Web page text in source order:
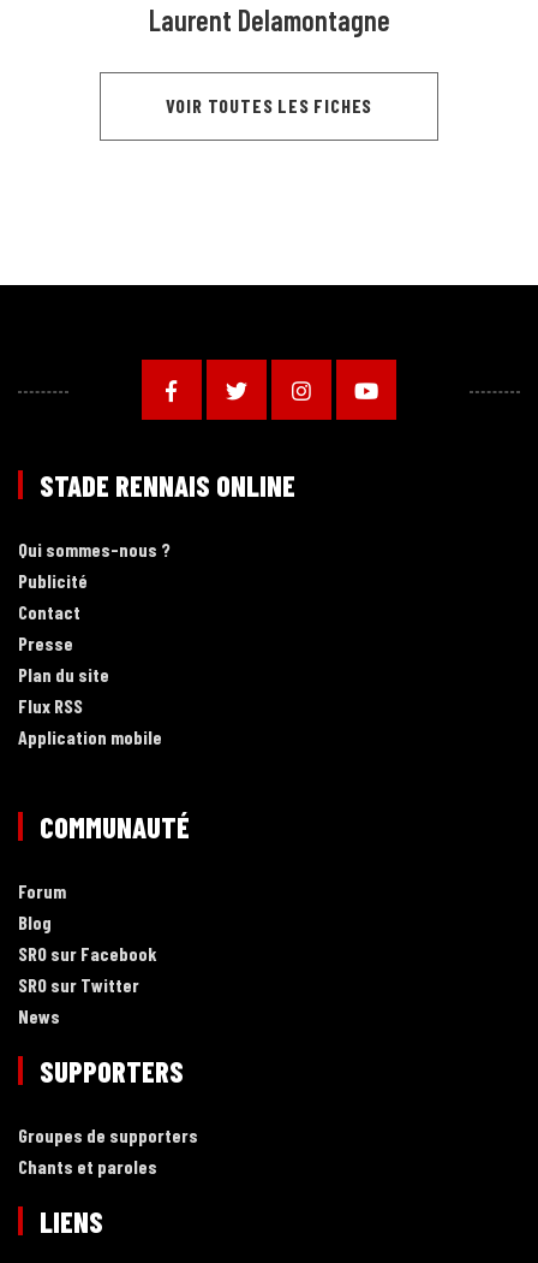
Laurent Delamontagne
VOIR TOUTES LES FICHES
STADE RENNAIS ONLINE
Qui sommes-nous ?
Publicité
Contact
Presse
Plan du site
Flux RSS
Application mobile
COMMUNAUTÉ
Forum
Blog
SRO sur Facebook
SRO sur Twitter
News
SUPPORTERS
Groupes de supporters
Chants et paroles
LIENS